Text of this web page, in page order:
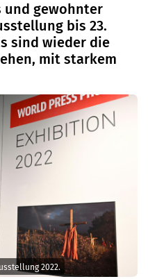
2022.
und gewohnter
bis 23.
sind wieder die
mit starkem